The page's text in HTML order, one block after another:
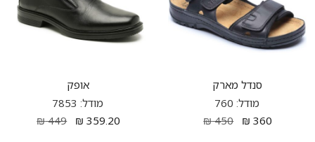
סנדל מארק
מודל: 760
₪ 360
₪450
אופק
מודל: 7853
₪ 359.20
₪449